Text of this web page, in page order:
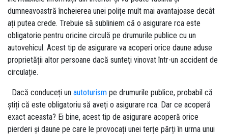
dumneavoastră încheierea unei polițe mult mai avantajoase decât
ați putea crede. Trebuie să subliniem că o asigurare rca este
obligatorie pentru oricine circulă pe drumurile publice cu un
autovehicul. Acest tip de asigurare va acoperi orice daune aduse
proprietății altor persoane dacă sunteți vinovat într-un accident de
circulație.
Dacă conduceți un autoturism pe drumurile publice, probabil că
știți că este obligatoriu să aveți o asigurare rca. Dar ce acoperă
exact aceasta? Ei bine, acest tip de asigurare acoperă orice
pierderi și daune pe care le provocați unei terțe părți în urma unui